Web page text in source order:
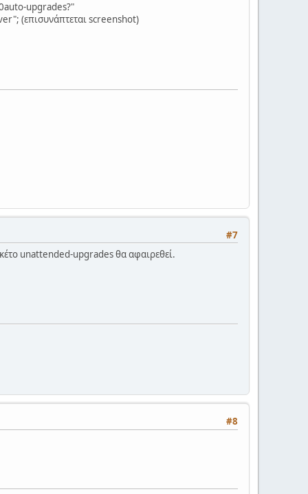
upgrades?"
(επισυνάπτεται screenshot)
#7
unattended-upgrades θα αφαιρεθεί.
#8